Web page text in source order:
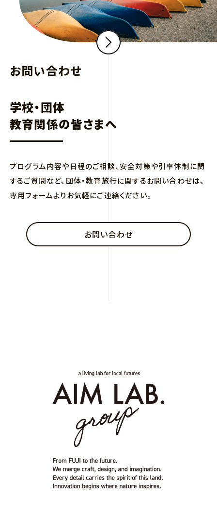
お問い合わせ
学校・団体
教育関係の皆さまへ
プログラム内容や日程のご相談、安全対策や引率体制に関
するご質問など、団体・教育旅行に関するお問い合わせは、
専用フォームよりお気軽にご連絡ください。
お問い合わせ